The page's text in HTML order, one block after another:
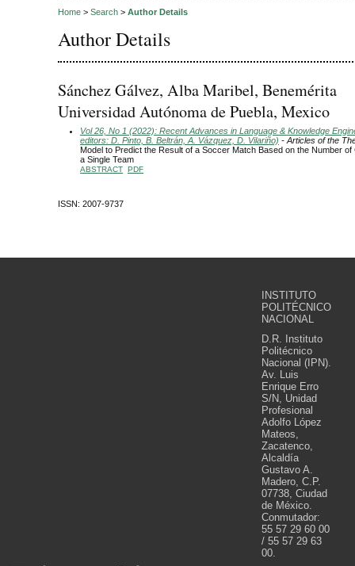
Home > Search > Author Details
Author Details
Sánchez Gálvez, Alba Maribel, Benemérita
Universidad Autónoma de Puebla, Mexico
Vol 26, No 1 (2022): Recent Advances in Language & Knowledge
editors: D. Pinto, B. Beltrán, A. Vázquez, D. Vilariño) - Articles of the
Model to Predict the Result of a Soccer Match Based on the Number
a Single Team
ABSTRACT PDF
ISSN: 2007-9737
INSTITUTO
POLITÉCNICO
NACIONAL
D.R. Instituto
Politécnico
Nacional (IPN).
Av. Luis
Enrique Erro
S/N, Unidad
Profesional
Adolfo López
Mateos,
Zacatenco,
Alcaldía
Gustavo A.
Madero, C.P.
07738, Ciudad
de México.
Conmutador:
55 57 29 60 00
/ 55 57 29 63
00.